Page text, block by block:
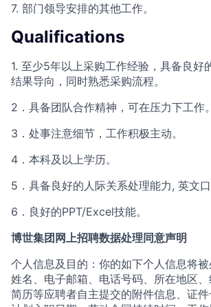
7. 部门领导安排的其他工作。
Qualifications
1. 至少5年以上采购工作经验，具备良好
结果导向，同时熟悉采购流程。
2．具备团队合作精神，可在压力下工作。
3．处事注意细节，工作积极主动。
4．本科及以上学历。
5．具备良好的人际关系处理能力, 英文口
6．良好的PPT/Excel技能。
博世集团网上招聘数据处理同意声明
个人信息及目的：你的如下个人信息将被
姓名、电子邮箱、电话号码、所在地区、
简历等应聘者自主提交的附件信息、证件